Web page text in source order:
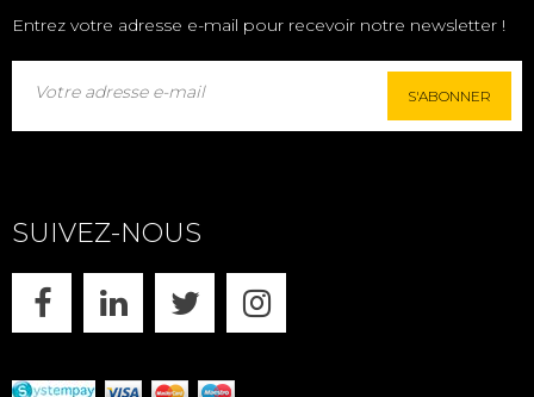
Entrez votre adresse e-mail pour recevoir notre newsletter !
S'ABONNER
SUIVEZ-NOUS
FACEBOOK